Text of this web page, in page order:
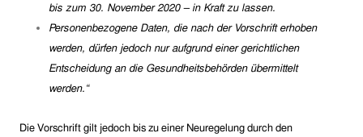
bis zum 30. November 2020 – in Kraft zu lassen.
Personenbezogene Daten, die nach der Vorschrift erhoben
werden, dürfen jedoch nur aufgrund einer gerichtlichen
Entscheidung an die Gesundheitsbehörden übermittelt
werden.“
Die Vorschrift gilt jedoch bis zu einer Neuregelung durch den